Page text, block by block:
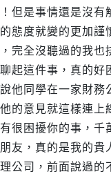
但是事情還是沒有
態度就變的更加謹
完全沒聽過的我也
起這件事，真的好
他同學在一家財務
的意見就這樣連上
很困擾你的事，千
友，真的是我的貴
公司，前面說過的